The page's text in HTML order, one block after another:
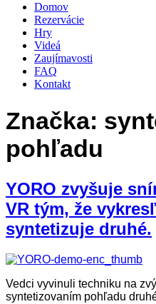
Domov
Rezervácie
Hry
Videá
Zaujímavosti
FAQ
Kontakt
Značka:
pohľadu
YORO zvyšuje
VR tým, že
syntetizuje druhé.
Vedci vyvinuli techniku na
syntetizovaním pohľadu